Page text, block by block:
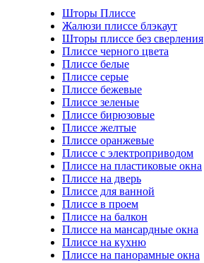
Шторы Плиссе
Жалюзи плиссе блэкаут
Шторы плиссе без сверления
Плиссе черного цвета
Плиссе белые
Плиссе серые
Плиссе бежевые
Плиссе зеленые
Плиссе бирюзовые
Плиссе желтые
Плиссе оранжевые
Плиссе с электроприводом
Плиссе на пластиковые окна
Плиссе на дверь
Плиссе для ванной
Плиссе в проем
Плиссе на балкон
Плиссе на мансардные окна
Плиссе на кухню
Плиссе на панорамные окна